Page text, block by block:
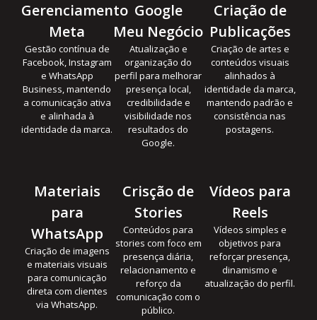
Gerenciamento
Meta
Gestão contínua de
Facebook, Instagram
e WhatsApp
Business, mantendo
a comunicação ativa
e alinhada à
identidade da marca.
Google
Meu Negócio
Atualização e
organização do
perfil para melhorar
presença local,
credibilidade e
visibilidade nos
resultados do
Google.
Criação de
Publicações
Criação de artes e
conteúdos visuais
alinhados à
identidade da marca,
mantendo padrão e
consistência nas
postagens.
Materiais
para
WhatsApp
Criação de imagens
e materiais visuais
para comunicação
direta com clientes
via WhatsApp.
Crisção de
Stories
Conteúdos para
stories com foco em
presença diária,
relacionamento e
reforço da
comunicação com o
público.
Vídeos para
Reels
Vídeos simples e
objetivos para
reforçar presença,
dinamismo e
atualização do perfil.